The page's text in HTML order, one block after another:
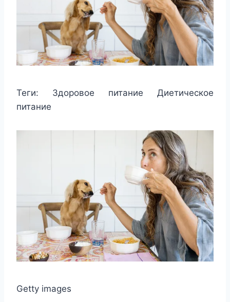
Теги: Здоровое питание Диетическое
питание
Getty images